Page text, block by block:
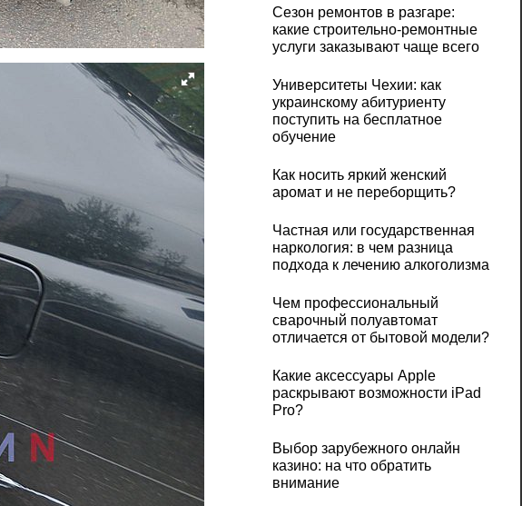
Сезон ремонтов в разгаре:
какие строительно-ремонтные
услуги заказывают чаще всего
Университеты Чехии: как
украинскому абитуриенту
поступить на бесплатное
обучение
Как носить яркий женский
аромат и не переборщить?
Частная или государственная
наркология: в чем разница
подхода к лечению алкоголизма
Чем профессиональный
сварочный полуавтомат
отличается от бытовой модели?
Какие аксессуары Apple
раскрывают возможности iPad
Pro?
Выбор зарубежного онлайн
казино: на что обратить
внимание